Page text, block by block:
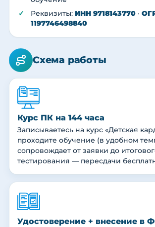
Реквизиты: ИНН 9718143770 ·
1197746498840
Схема работы
Курс ПК на 144 часа
Записываетесь на курс «Детская
проходите обучение (в удобном
сопровождает от заявки до
тестирования — пересдачи
Удостоверение + внесение в